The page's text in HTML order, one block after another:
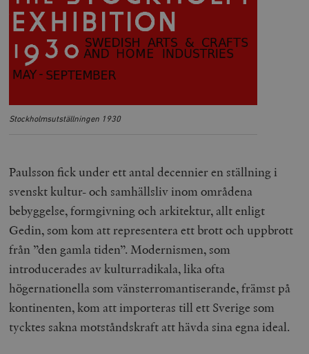
Stockholmsutställningen 1930
Paulsson fick under ett antal decennier en ställning i
svenskt kultur- och samhällsliv inom områdena
bebyggelse, formgivning och arkitektur, allt enligt
Gedin, som kom att representera ett brott och uppbrott
från ”den gamla tiden”. Modernismen, som
introducerades av kulturradikala, lika ofta
högernationella som vänsterromantiserande, främst på
kontinenten, kom att importeras till ett Sverige som
tycktes sakna motståndskraft att hävda sina egna ideal.